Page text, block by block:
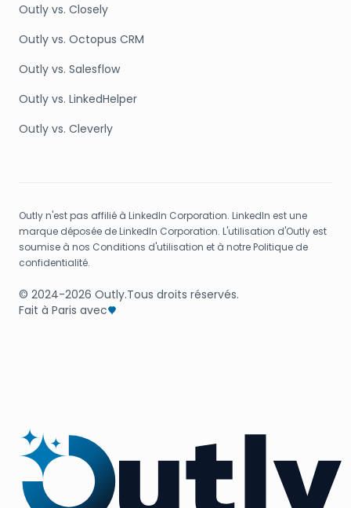
Outly vs. Closely
Outly vs. Octopus CRM
Outly vs. Salesflow
Outly vs. LinkedHelper
Outly vs. Cleverly
Outly n'est pas affilié à LinkedIn Corporation. LinkedIn est une
marque déposée de LinkedIn Corporation. L'utilisation d'Outly est
soumise à nos Conditions d'utilisation et à notre Politique de
confidentialité.
© 2024-2026 Outly.Tous droits réservés.
Fait à Paris avec